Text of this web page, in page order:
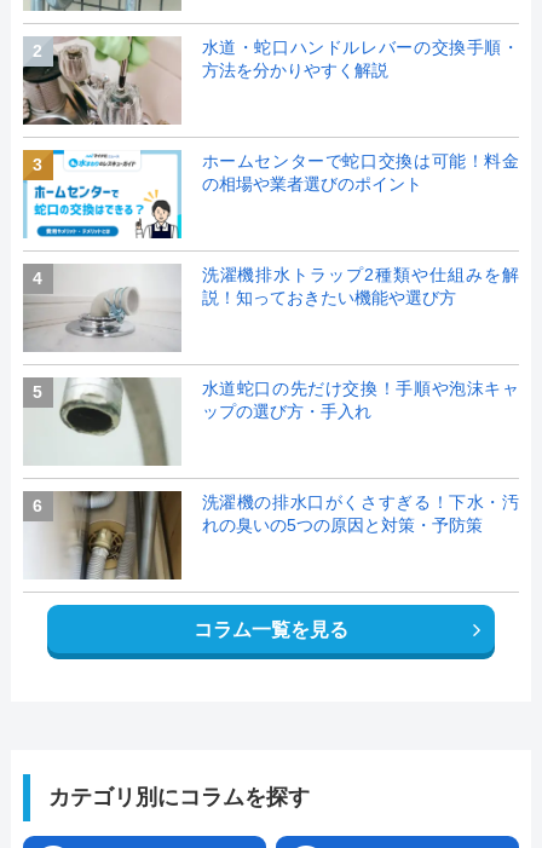
2
水道・蛇口ハンドルレバーの交換手順・
方法を分かりやすく解説
3
ホームセンターで蛇口交換は可能！料金
の相場や業者選びのポイント
4
洗濯機排水トラップ2種類や仕組みを解
説！知っておきたい機能や選び方
5
水道蛇口の先だけ交換！手順や泡沫キャ
ップの選び方・手入れ
6
洗濯機の排水口がくさすぎる！下水・汚
れの臭いの5つの原因と対策・予防策
コラム一覧を見る
カテゴリ別にコラムを探す